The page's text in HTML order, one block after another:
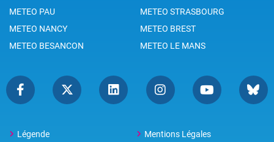
METEO PAU
METEO STRASBOURG
METEO NANCY
METEO BREST
METEO BESANCON
METEO LE MANS
Légende
Mentions Légales